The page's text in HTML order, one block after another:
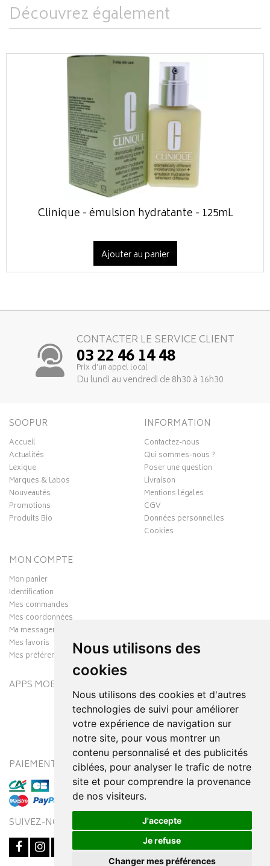
Nous utilisons des
cookies
Nous utilisons des cookies et d'autres
technologies de suivi pour améliorer
votre expérience de navigation sur
notre site, pour vous montrer un
contenu personnalisé et des publicités
ciblées, pour analyser le trafic de notre
site et pour comprendre la provenance
de nos visiteurs.
J'accepte
Je refuse
Changer mes préférences
Découvrez également
Clinique - émulsion hydratante - 125mL
Ajouter au panier
CONTACTER LE SERVICE CLIENT
03 22 46 14 48
Prix d’un appel local
Du lundi au vendredi de 8h30 à 16h30
SOOPUR
Accueil
Actualités
Lexique
Marques & Labos
Nouveautés
Promotions
Produits Bio
INFORMATION
Contactez-nous
Qui sommes-nous ?
Poser une question
Livraison
Mentions légales
CGV
Données personnelles
Cookies
MON COMPTE
Mon panier
Identification
Mes commandes
Mes coordonnées
Ma messagerie
Mes favoris
Mes préférences Cookies
APPS MOBILES
PAIEMENT SÉCURISÉ MODES DE LIVRAISON
SUIVEZ-NOUS SUR